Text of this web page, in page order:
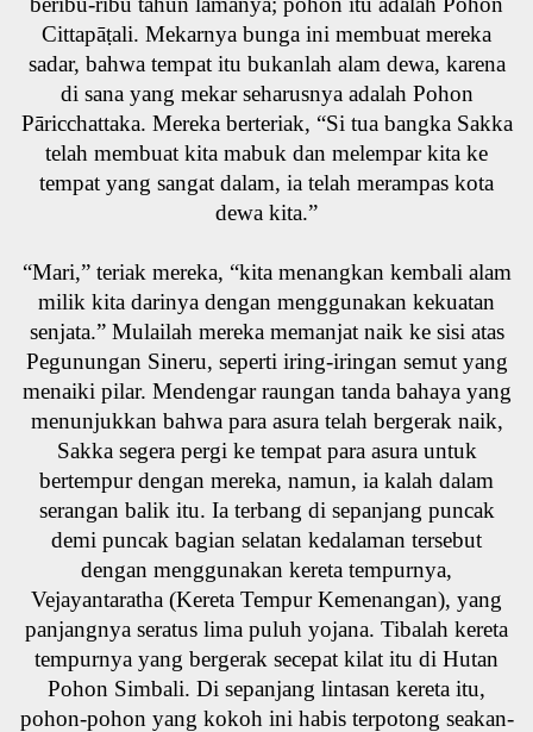
Cittapāṭali. Mekarnya bunga ini membuat mereka
sadar, bahwa tempat itu bukanlah alam dewa, karena
di sana yang mekar seharusnya adalah Pohon
Pāricchattaka. Mereka berteriak, “Si tua bangka Sakka
telah membuat kita mabuk dan melempar kita ke
tempat yang sangat dalam, ia telah merampas kota
dewa kita.”
“Mari,” teriak mereka, “kita menangkan kembali alam
milik kita darinya dengan menggunakan kekuatan
senjata.” Mulailah mereka memanjat naik ke sisi atas
Pegunungan Sineru, seperti iring-iringan semut yang
menaiki pilar. Mendengar raungan tanda bahaya yang
menunjukkan bahwa para asura telah bergerak naik,
Sakka segera pergi ke tempat para asura untuk
bertempur dengan mereka, namun, ia kalah dalam
serangan balik itu. Ia terbang di sepanjang puncak
demi puncak bagian selatan kedalaman tersebut
dengan menggunakan kereta tempurnya,
Vejayantaratha (Kereta Tempur Kemenangan), yang
panjangnya seratus lima puluh yojana. Tibalah kereta
tempurnya yang bergerak secepat kilat itu di Hutan
Pohon Simbali. Di sepanjang lintasan kereta itu,
pohon-pohon yang kokoh ini habis terpotong seakan-